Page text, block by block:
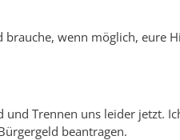
wenn möglich, eure
und Trennen uns leider jetzt.
beantragen.